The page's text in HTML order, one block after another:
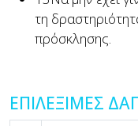
τη
πρόσκλησης.
ΕΠΙΛΕΞΙΜΕΣ